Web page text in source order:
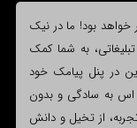
بود! ما در نیک
به شما کمک
در پنل پیامک خود
اس به سادگی و بدون
از تخیل و دانش